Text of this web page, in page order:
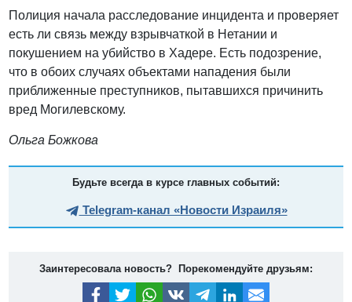
Полиция начала расследование инцидента и проверяет
есть ли связь между взрывчаткой в Нетании и
покушением на убийство в Хадере. Есть подозрение,
что в обоих случаях объектами нападения были
приближенные преступников, пытавшихся причинить
вред Могилевскому.
Ольга Божкова
Будьте всегда в курсе главных событий:
Telegram-канал «Новости Израиля»
Заинтересовала новость? Порекомендуйте друзьям: